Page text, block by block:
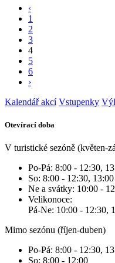
‹
1
2
3
4
5
6
›
Kalendář akcí Vstupenky
Otevírací doba
V turistické sezóně (květen-
Po-Pá: 8:00 - 12:30,
So: 8:00 - 12:30,
Ne a svátky: 10:00 -
Velikonoce:
Pá-Ne: 10:00 - 12:30,
Mimo sezónu (říjen-duben)
Po-Pá: 8:00 - 12:30,
So: 8:00 - 12:00